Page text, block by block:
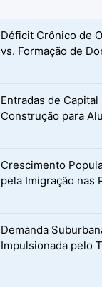
Déficit Crônico de
vs. Formação de
Entradas de
Construção para
Crescimento
pela Imigração nas
Demanda
Impulsionada pelo